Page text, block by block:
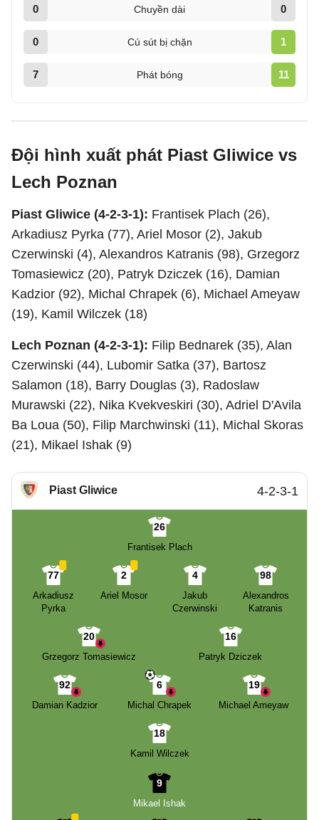
0 Chuyền dài 0
0 Cú sút bị chặn 1
7 Phát bóng 11
Đội hình xuất phát Piast Gliwice vs
Lech Poznan
Piast Gliwice (4-2-3-1): Frantisek Plach (26),
Arkadiusz Pyrka (77), Ariel Mosor (2), Jakub
Czerwinski (4), Alexandros Katranis (98), Grzegorz
Tomasiewicz (20), Patryk Dziczek (16), Damian
Kadzior (92), Michal Chrapek (6), Michael Ameyaw
(19), Kamil Wilczek (18)
Lech Poznan (4-2-3-1): Filip Bednarek (35), Alan
Czerwinski (44), Lubomir Satka (37), Bartosz
Salamon (18), Barry Douglas (3), Radoslaw
Murawski (22), Nika Kvekveskiri (30), Adriel D'Avila
Ba Loua (50), Filip Marchwinski (11), Michal Skoras
(21), Mikael Ishak (9)
Piast Gliwice 4-2-3-1
26
Frantisek Plach
77
Arkadiusz
Pyrka
2
Ariel Mosor
4
Jakub
Czerwinski
98
Alexandros
Katranis
20
Grzegorz Tomasiewicz
16
Patryk Dziczek
92
Damian Kadzior
6
Michal Chrapek
19
Michael Ameyaw
18
Kamil Wilczek
9
Mikael Ishak